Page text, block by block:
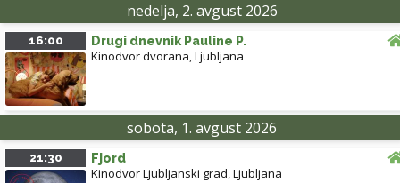
nedelja, 2. avgust 2026
16:00 Drugi dnevnik Pauline P.
Kinodvor dvorana,Ljubljana
sobota, 1. avgust 2026
21:30 Fjord
Kinodvor Ljubljanski grad,Ljubljana